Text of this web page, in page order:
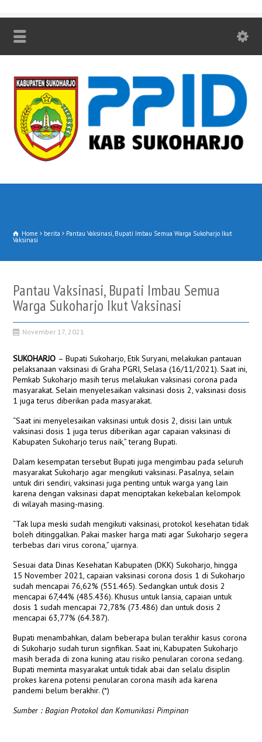
Home berita Pantau Vaksinasi, Bupati Imbau Semua Warga Sukoharjo Ikut
Vaksinasi
Pantau Vaksinasi, Bupati Imbau Semua
Warga Sukoharjo Ikut Vaksinasi
November 17, 2021
SUKOHARJO – Bupati Sukoharjo, Etik Suryani, melakukan pantauan
pelaksanaan vaksinasi di Graha PGRI, Selasa (16/11/2021). Saat ini,
Pemkab Sukoharjo masih terus melakukan vaksinasi corona pada
masyarakat. Selain menyelesaikan vaksinasi dosis 2, vaksinasi dosis
1 juga terus diberikan pada masyarakat.
“Saat ini menyelesaikan vaksinasi untuk dosis 2, disisi lain untuk
vaksinasi dosis 1 juga terus diberikan agar capaian vaksinasi di
Kabupaten Sukoharjo terus naik,” terang Bupati.
Dalam kesempatan tersebut Bupati juga mengimbau pada seluruh
masyarakat Sukoharjo agar mengikuti vaksinasi. Pasalnya, selain
untuk diri sendiri, vaksinasi juga penting untuk warga yang lain
karena dengan vaksinasi dapat menciptakan kekebalan kelompok
di wilayah masing-masing.
“Tak lupa meski sudah mengikuti vaksinasi, protokol kesehatan tidak
boleh ditinggalkan. Pakai masker harga mati agar Sukoharjo segera
terbebas dari virus corona,” ujarnya.
Sesuai data Dinas Kesehatan Kabupaten (DKK) Sukoharjo, hingga
15 November 2021, capaian vaksinasi corona dosis 1 di Sukoharjo
sudah mencapai 76,62% (551.465). Sedangkan untuk dosis 2
mencapai 67,44% (485.436). Khusus untuk lansia, capaian untuk
dosis 1 sudah mencapai 72,78% (73.486) dan untuk dosis 2
mencapai 63,77% (64.387).
Bupati menambahkan, dalam beberapa bulan terakhir kasus corona
di Sukoharjo sudah turun signfikan. Saat ini, Kabupaten Sukoharjo
masih berada di zona kuning atau risiko penularan corona sedang.
Bupati meminta masyarakat untuk tidak abai dan selalu disiplin
prokes karena potensi penularan corona masih ada karena
pandemi belum berakhir. (*)
Sumber : Bagian Protokol dan Komunikasi Pimpinan